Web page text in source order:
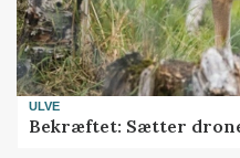
ULVE
Bekræftet: Sætter